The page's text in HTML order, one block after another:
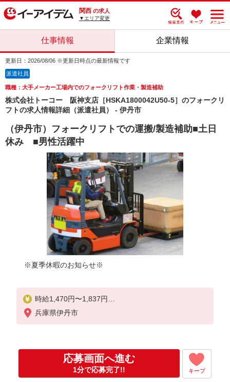
関西 の求人
▼エリア変更
仕事情報 企業情報
更新日：2026/08/06 ※更新日時点の最新情報です
派遣社員
職種：大手メーカー工場内でのフォークリフト作業・製造補助
株式会社トーコー 阪神支店［HSKA1800042U50-5］のフォークリ
フトの求人情報詳細（派遣社員） - 伊丹市
（伊丹市）フォークリフトでの運搬/製造補助■土日
休み ■男性活躍中
※夏季休暇のお知らせ※
時給1,470円〜1,837円
【月収例】
兵庫県伊丹市
応募画面へ進む
1分で応募完了!! キープ